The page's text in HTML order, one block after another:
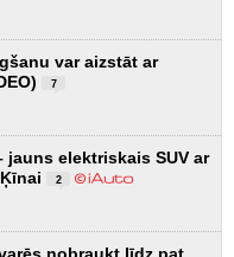
var aizstāt ar
7
jauns elektriskais SUV ar
2